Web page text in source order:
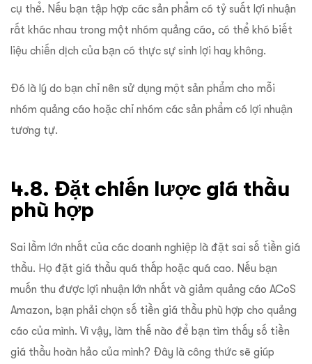
cụ thể. Nếu bạn tập hợp các sản phẩm có tỷ suất lợi nhuận
rất khác nhau trong một nhóm quảng cáo, có thể khó biết
liệu chiến dịch của bạn có thực sự sinh lợi hay không.
Đó là lý do bạn chỉ nên sử dụng một sản phẩm cho mỗi
nhóm quảng cáo hoặc chỉ nhóm các sản phẩm có lợi nhuận
tương tự.
4.8. Đặt chiến lược giá thầu
phù hợp
Sai lầm lớn nhất của các doanh nghiệp là đặt sai số tiền giá
thầu. Họ đặt giá thầu quá thấp hoặc quá cao. Nếu bạn
muốn thu được lợi nhuận lớn nhất và giảm quảng cáo ACoS
Amazon, bạn phải chọn số tiền giá thầu phù hợp cho quảng
cáo của mình. Vì vậy, làm thế nào để bạn tìm thấy số tiền
giá thầu hoàn hảo của mình? Đây là công thức sẽ giúp